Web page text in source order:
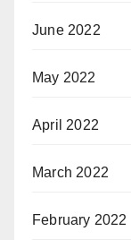
June 2022
May 2022
April 2022
March 2022
February 2022